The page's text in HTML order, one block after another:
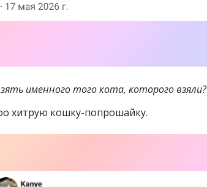
именного того кота, которого взяли?
хитрую кошку-попрошайку.